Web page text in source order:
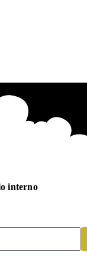
interno